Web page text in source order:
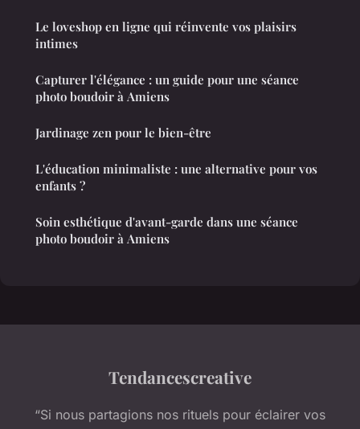
Le loveshop en ligne qui réinvente vos plaisirs
intimes
Capturer l'élégance : un guide pour une séance
photo boudoir à Amiens
Jardinage zen pour le bien-être
L'éducation minimaliste : une alternative pour vos
enfants ?
Soin esthétique d'avant-garde dans une séance
photo boudoir à Amiens
Tendancescreative
“Si nous partagions nos rituels pour éclairer vos